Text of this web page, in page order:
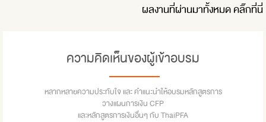
ผลงานที่ผ่านมาทั้งหมดคลิ๊กที่นี่
ความคิดเห็นของผู้เข้าอบรม
หลากหลายความประทับใจ และ คำแนะนำให้อบรมหลักสูตรการ
วางแผนการเงิน CFP
และหลักสูตรการเงินอื่นๆ กับ ThaiPFA